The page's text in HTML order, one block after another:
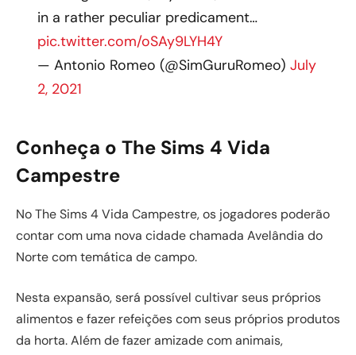
in a rather peculiar predicament…
pic.twitter.com/oSAy9LYH4Y
— Antonio Romeo (@SimGuruRomeo) July
2, 2021
Conheça o The Sims 4 Vida
Campestre
No The Sims 4 Vida Campestre, os jogadores poderão
contar com uma nova cidade chamada Avelândia do
Norte com temática de campo.
Nesta expansão, será possível cultivar seus próprios
alimentos e fazer refeições com seus próprios produtos
da horta. Além de fazer amizade com animais,